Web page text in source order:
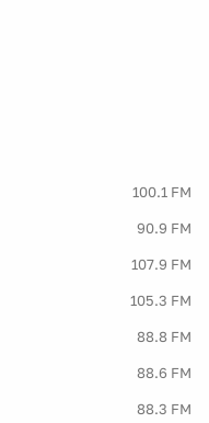
100.1 FM
90.9 FM
107.9 FM
105.3 FM
88.8 FM
88.6 FM
88.3 FM